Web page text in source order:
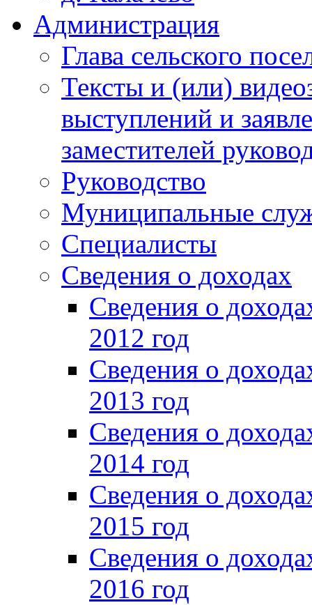
Администрация
Глава сельского
Тексты и (или)
выступлений и
заместителей
Руководство
Муниципальные
Специалисты
Сведения о доходах
Сведения о
2012 год
Сведения о
2013 год
Сведения о
2014 год
Сведения о
2015 год
Сведения о
2016 год